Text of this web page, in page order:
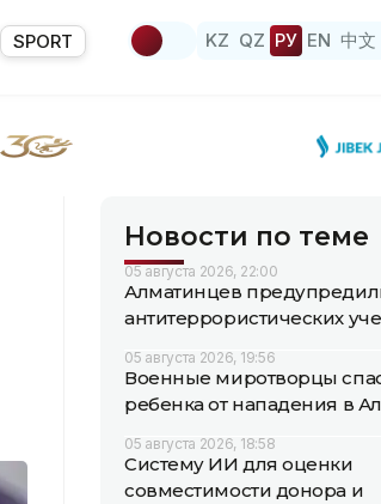
SPORT KZ QZ РУ EN 中文
Новости по теме
05 августа 2026, 22:00
Алматинцев
антитеррористических
05 августа 2026, 19:56
Военные миротворцы
ребенка от нападения в
05 августа 2026, 18:58
Систему ИИ для оценки
совместимости донора и